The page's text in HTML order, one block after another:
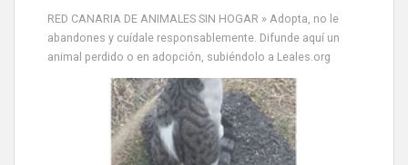
RED CANARIA DE ANIMALES SIN HOGAR » Adopta, no le
abandones y cuídale responsablemente. Difunde aquí un
animal perdido o en adopción, subiéndolo a Leales.org